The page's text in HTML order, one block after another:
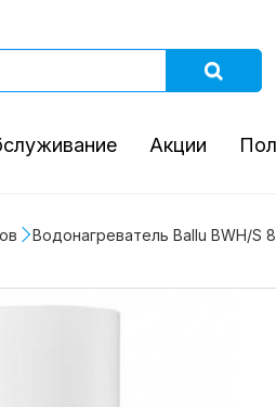
Акции
Водонагреватель Ballu BWH/S